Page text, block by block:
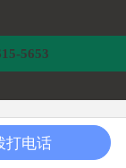
5653
修报价
打电话